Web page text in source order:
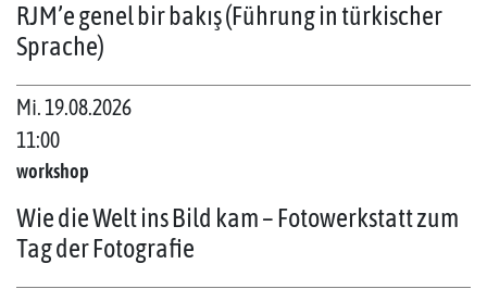
RJM’e genel bir bakış (Führung in türkischer
Sprache)
Mi. 19.08.2026
11:00
workshop
Wie die Welt ins Bild kam – Fotowerkstatt zum
Tag der Fotografie